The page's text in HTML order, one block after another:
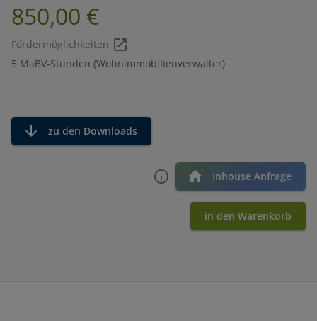
850,00 €
Fördermöglichkeiten
5 MaBV-Stunden (Wohnimmobilienverwalter)
zu den Downloads
Inhouse Anfrage
in den Warenkorb